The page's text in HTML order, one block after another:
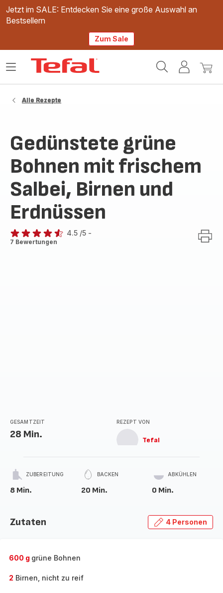
Jetzt im SALE: Entdecken Sie eine große Auswahl an
Bestsellern
Zum Sale
Mein
Mein
Das
Alle Rezepte
Gedünstete grüne
Bohnen mit frischem
Salbei, Birnen und
Erdnüssen
ratings.4.5
4.5 /5 -
7 Bewertungen
GESAMTZEIT
28 Min.
REZEPT VON
Tefal
ZUBEREITUNG
8 Min.
BACKEN
20 Min.
ABKÜHLEN
0 Min.
Zutaten 4 Personen
600 g grüne Bohnen
2 Birnen, nicht zu reif